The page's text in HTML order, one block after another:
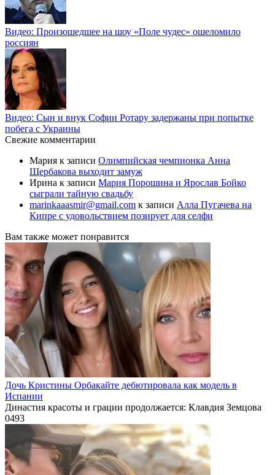
Видео: Произошедшее на шоу «Поле чудес» ошеломило
россиян
Видео: Сын и внук Софии Ротару задержаны при попытке
побега с Украины
Свежие комментарии
Мария к записи Олимпийская чемпионка Анна
Щербакова выходит замуж
Ирина к записи Мария Порошина и Ярослав Бойко
сыграли тайную свадьбу
marinkaaasmir@gmail.com к записи Алла Пугачева на
Кипре с удовольствием позирует для селфи
Вам также может понравится
Дочь Кристины Орбакайте дебютировала как модель в
Испании
Династия красоты и грации продолжается: Клавдия Земцова
0493